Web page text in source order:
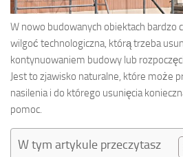
W nowo budowanych obiektach bardzo
wilgoć technologiczna, którą trzeba
kontynuowaniem budowy lub
Jest to zjawisko naturalne, które może
nasilenia i do którego usunięcia
pomoc.
W tym artykule przeczytasz